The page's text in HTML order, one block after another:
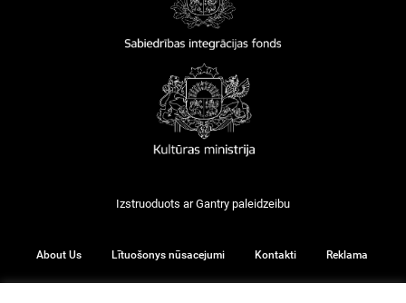
Izstruoduots arGantry paleidzeibu
About Us Lītuošonys nūsacejumi Kontakti Reklama